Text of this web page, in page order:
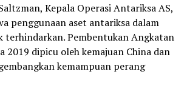
Kepala Operasi Antariksa AS,
penggunaan aset antariksa dalam
terhindarkan. Pembentukan Angkatan
2019 dipicu oleh kemajuan China dan
kemampuan perang